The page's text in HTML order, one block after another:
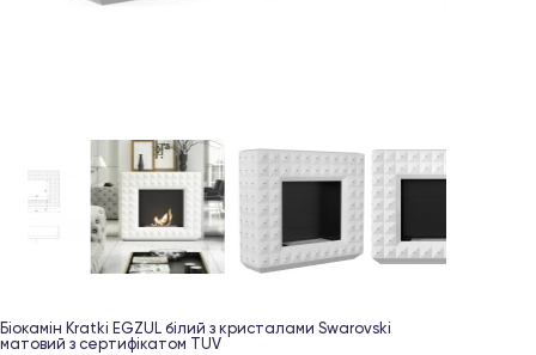
Біокамін Kratki EGZUL білий з кристалами Swarovski
матовий з сертифікатом TUV